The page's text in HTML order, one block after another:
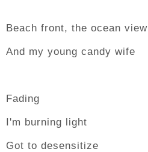
Beach front, the ocean view
And my young candy wife
Fading
I'm burning light
Got to desensitize